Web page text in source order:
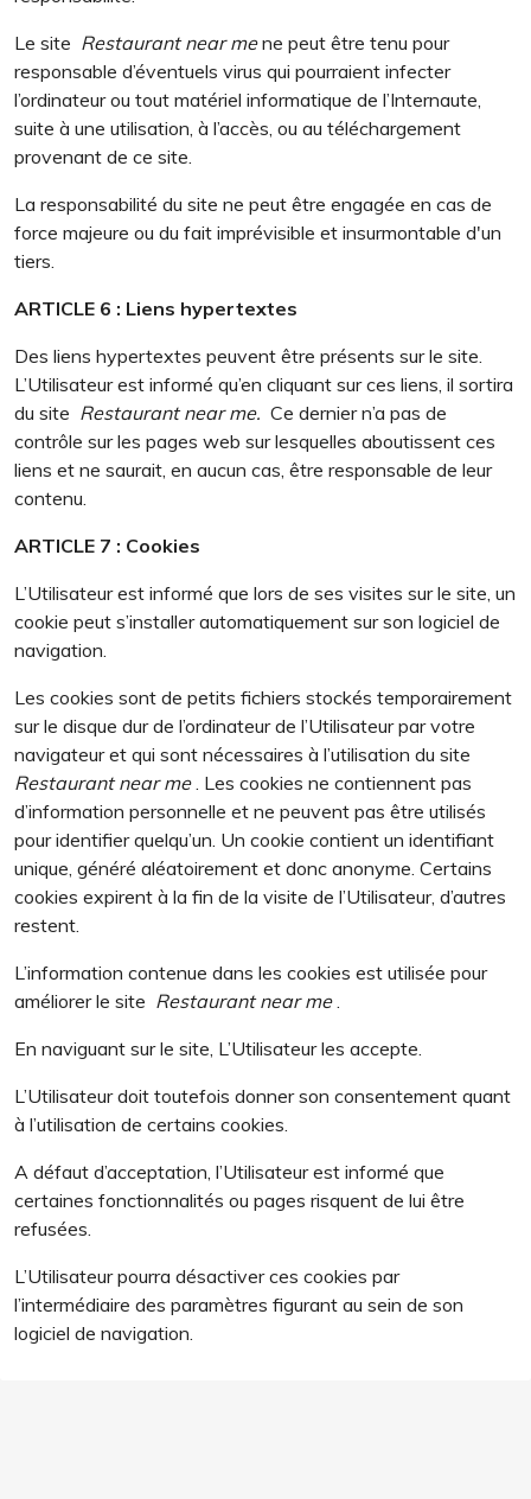
Le site Restaurant near me ne peut être tenu pour
responsable d’éventuels virus qui pourraient infecter
l’ordinateur ou tout matériel informatique de l’Internaute,
suite à une utilisation, à l’accès, ou au téléchargement
provenant de ce site.
La responsabilité du site ne peut être engagée en cas de
force majeure ou du fait imprévisible et insurmontable d'un
tiers.
ARTICLE 6 : Liens hypertextes
Des liens hypertextes peuvent être présents sur le site.
L’Utilisateur est informé qu’en cliquant sur ces liens, il sortira
du site Restaurant near me. Ce dernier n’a pas de
contrôle sur les pages web sur lesquelles aboutissent ces
liens et ne saurait, en aucun cas, être responsable de leur
contenu.
ARTICLE 7 : Cookies
L’Utilisateur est informé que lors de ses visites sur le site, un
cookie peut s’installer automatiquement sur son logiciel de
navigation.
Les cookies sont de petits fichiers stockés temporairement
sur le disque dur de l’ordinateur de l’Utilisateur par votre
navigateur et qui sont nécessaires à l’utilisation du site
Restaurant near me . Les cookies ne contiennent pas
d’information personnelle et ne peuvent pas être utilisés
pour identifier quelqu’un. Un cookie contient un identifiant
unique, généré aléatoirement et donc anonyme. Certains
cookies expirent à la fin de la visite de l’Utilisateur, d’autres
restent.
L’information contenue dans les cookies est utilisée pour
améliorer le site Restaurant near me .
En naviguant sur le site, L’Utilisateur les accepte.
L’Utilisateur doit toutefois donner son consentement quant
à l’utilisation de certains cookies.
A défaut d’acceptation, l’Utilisateur est informé que
certaines fonctionnalités ou pages risquent de lui être
refusées.
L’Utilisateur pourra désactiver ces cookies par
l’intermédiaire des paramètres figurant au sein de son
logiciel de navigation.